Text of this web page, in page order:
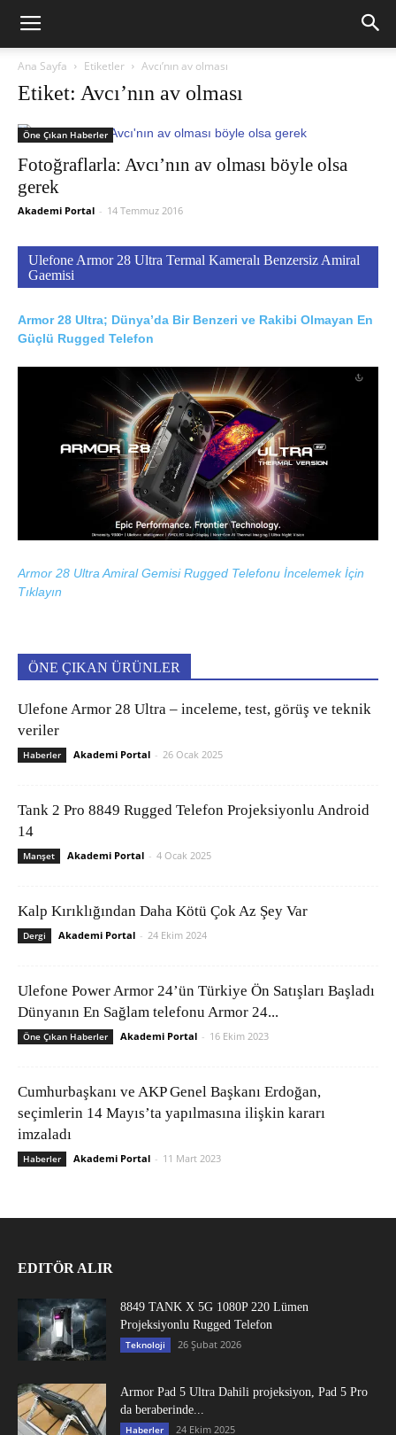
Ana Sayfa Etiketler Avcı’nın av olması
Etiket: Avcı’nın av olması
Öne Çıkan Haberler
Fotoğraflarla: Avcı’nın av olması böyle olsa
gerek
Akademi Portal - 14 Temmuz 2016
Ulefone Armor 28 Ultra Termal Kameralı Benzersiz Amiral
Gaemisi
Armor 28 Ultra; Dünya’da Bir Benzeri ve Rakibi Olmayan En
Güçlü Rugged Telefon
Armor 28 Ultra Amiral Gemisi Rugged Telefonu İncelemek İçin
Tıklayın
ÖNE ÇIKAN ÜRÜNLER
Ulefone Armor 28 Ultra – inceleme, test, görüş ve teknik
veriler
Haberler Akademi Portal - 26 Ocak 2025
Tank 2 Pro 8849 Rugged Telefon Projeksiyonlu Android
14
Manşet Akademi Portal - 4 Ocak 2025
Kalp Kırıklığından Daha Kötü Çok Az Şey Var
Dergi Akademi Portal - 24 Ekim 2024
Ulefone Power Armor 24’ün Türkiye Ön Satışları Başladı
Dünyanın En Sağlam telefonu Armor 24...
Öne Çıkan Haberler Akademi Portal - 16 Ekim 2023
Cumhurbaşkanı ve AKP Genel Başkanı Erdoğan,
seçimlerin 14 Mayıs’ta yapılmasına ilişkin kararı
imzaladı
Haberler Akademi Portal - 11 Mart 2023
EDITÖR ALIR
8849 TANK X 5G 1080P 220 Lümen
Projeksiyonlu Rugged Telefon
Teknoloji 26 Şubat 2026
Armor Pad 5 Ultra Dahili projeksiyon, Pad 5 Pro
da beraberinde...
Haberler 24 Ekim 2025